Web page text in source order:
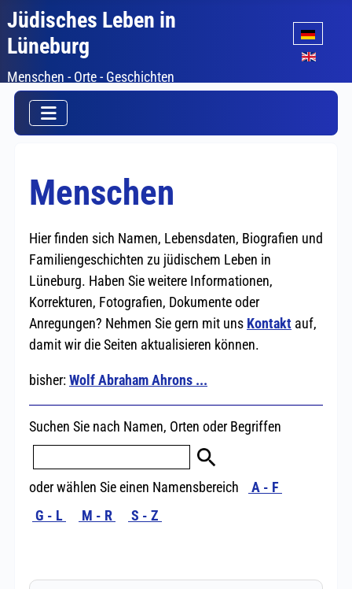
Jüdisches Leben in
Lüneburg
Menschen - Orte - Geschichten
Sprache